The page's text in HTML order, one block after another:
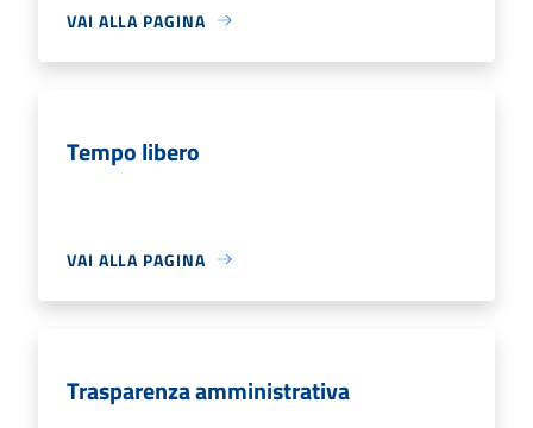
VAI ALLA PAGINA
Tempo libero
VAI ALLA PAGINA
Trasparenza amministrativa